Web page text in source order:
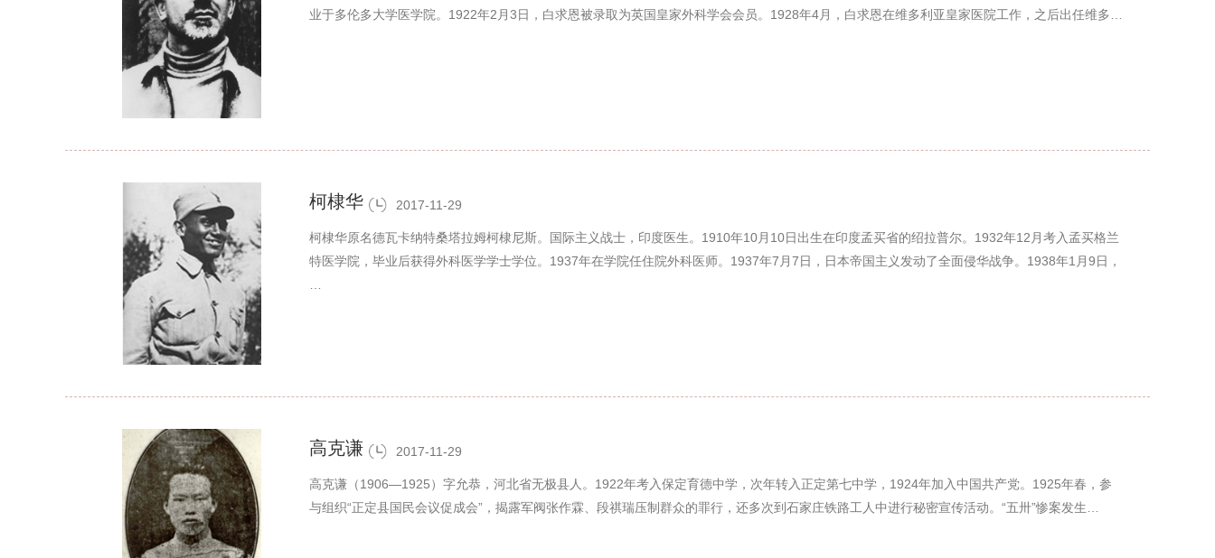
业于多伦多大学医学院。1922年2月3日，白求恩被录取为英国皇家外科学会会员。1928年4月，白求恩在维多利亚皇家医院工作，之后出任维多…
柯棣华 2017-11-29
柯棣华原名德瓦卡纳特桑塔拉姆柯棣尼斯。国际主义战士，印度医生。1910年10月10日出生在印度孟买省的绍拉普尔。1932年12月考入孟买格兰
特医学院，毕业后获得外科医学学士学位。1937年在学院任住院外科医师。1937年7月7日，日本帝国主义发动了全面侵华战争。1938年1月9日，
高克谦 2017-11-29
高克谦（1906—1925）字允恭，河北省无极县人。1922年考入保定育德中学，次年转入正定第七中学，1924年加入中国共产党。1925年春，参
与组织“正定县国民会议促成会”，揭露军阀张作霖、段祺瑞压制群众的罪行，还多次到石家庄铁路工人中进行秘密宣传活动。“五卅”惨案发生…